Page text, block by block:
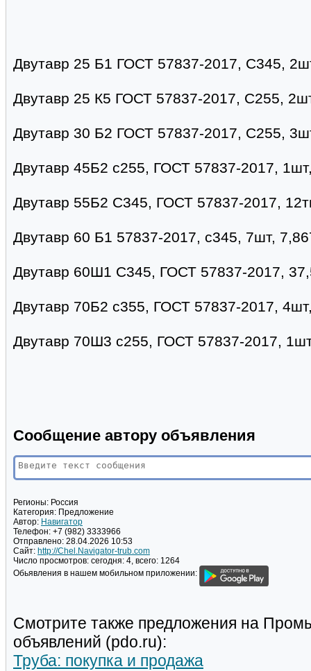
Двутавр 25 Б1 ГОСТ 57837-2017, С345,
Двутавр 25 К5 ГОСТ 57837-2017, С255,
Двутавр 30 Б2 ГОСТ 57837-2017, С255,
Двутавр 45Б2 с255, ГОСТ 57837-2017,
Двутавр 55Б2 С345, ГОСТ 57837-2017,
Двутавр 60 Б1 57837-2017, с345, 7шт,
Двутавр 60Ш1 С345, ГОСТ 57837-2017,
Двутавр 70Б2 с355, ГОСТ 57837-2017,
Двутавр 70Ш3 с255, ГОСТ 57837-2017,
Сообщение автору объявления
Регионы: Россия
Категория: Предложение
Автор: Навигатор
Телефон: +7 (982) 3333966
Отправлено: 28.04.2026 10:53
Сайт: http://Chel.Navigator-trub.com
Число просмотров: сегодня: 4, всего: 1264
Обьявления в нашем мобильном приложении:
Смотрите также предложения на
объявлений (pdo.ru):
Труба: покупка и продажа